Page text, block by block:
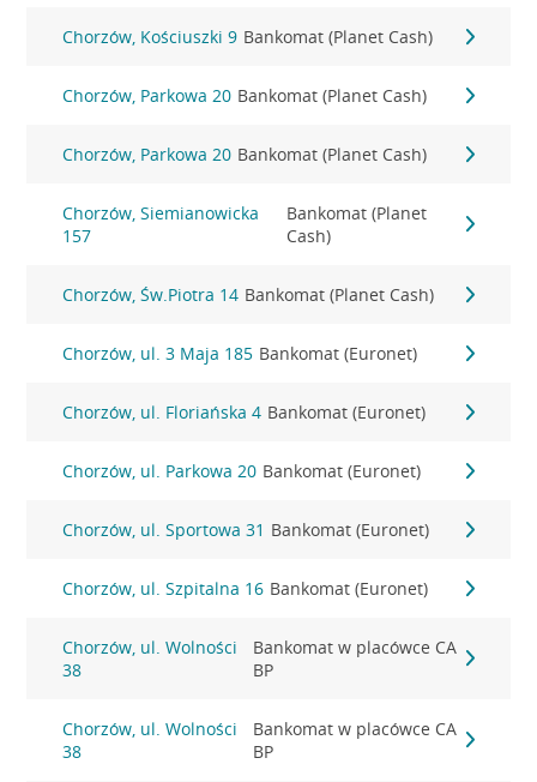
Chorzów, Kościuszki 9 Bankomat (Planet Cash)
Chorzów, Parkowa 20 Bankomat (Planet Cash)
Chorzów, Parkowa 20 Bankomat (Planet Cash)
Chorzów, Siemianowicka
157
Bankomat (Planet
Cash)
Chorzów, Św.Piotra 14 Bankomat (Planet Cash)
Chorzów, ul. 3 Maja 185 Bankomat (Euronet)
Chorzów, ul. Floriańska 4 Bankomat (Euronet)
Chorzów, ul. Parkowa 20 Bankomat (Euronet)
Chorzów, ul. Sportowa 31 Bankomat (Euronet)
Chorzów, ul. Szpitalna 16 Bankomat (Euronet)
Chorzów, ul. Wolności
38
Bankomat w placówce CA
BP
Chorzów, ul. Wolności
38
Bankomat w placówce CA
BP